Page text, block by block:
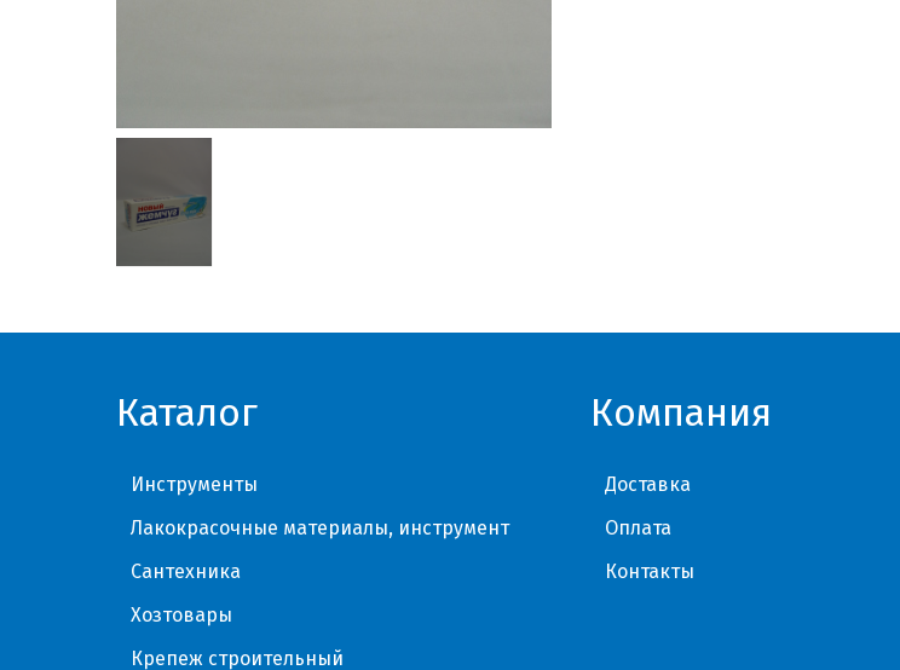
Каталог
Инструменты
Лакокрасочные материалы, инструмент
Сантехника
Хозтовары
Крепеж строительный
Компания
Доставка
Оплата
Контакты